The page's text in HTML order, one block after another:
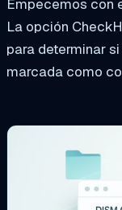
Empecemos con
La opción
para determinar
marcada como